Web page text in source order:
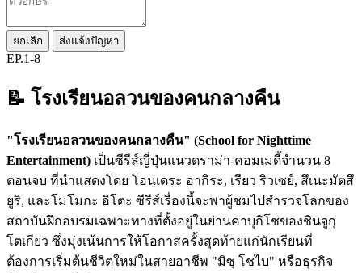
ยกเลิก ส่งแจ้งปัญหา
EP.1-8
📝 โรงเรียนอลวนของคนกลางคืน
"โรงเรียนอลวนของคนกลางคืน" (School for Nighttime
Entertainment) เป็นซีรีส์ญี่ปุ่นแนวดราม่า-คอมเมดี้จำนวน 8
ตอนจบ ที่นำแสดงโดย โอนเดระ อากิระ, เรียว ริวเซย์, สึเนะมัตสึ
ยูริ, และโมโมกะ อิโตะ ซีรีส์เรื่องนี้จะพาผู้ชมไปสำรวจโลกของ
สถาบันฝึกอบรมเฉพาะทางที่ตั้งอยู่ในย่านคาบุกิโชของชินจูกุ
โตเกียว ซึ่งมุ่งเน้นการให้โอกาสครั้งสุดท้ายแก่นักเรียนที่
ต้องการเริ่มต้นชีวิตใหม่ในสายอาชีพ "มิซุ โชไบ" หรือธุรกิจ